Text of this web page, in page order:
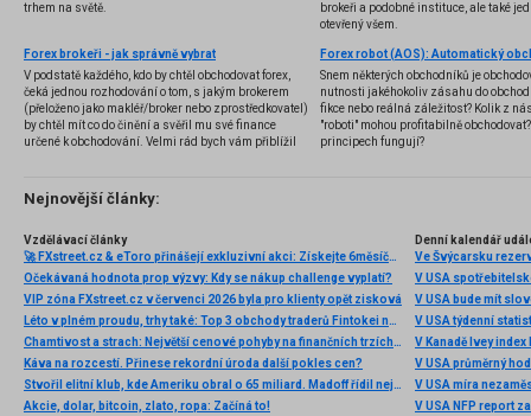
trhem na světě.
brokeři a podobné instituce, ale také
otevřený všem.
Forex brokeři - jak správně vybrat
V podstatě každého, kdo by chtěl obchodovat forex,
čeká jednou rozhodování o tom, s jakým brokerem
(přeloženo jako makléř/broker nebo zprostředkovatel)
by chtěl mít co do činění a svěřil mu své finance
určené k obchodování. Velmi rád bych vám přiblížil
několik příkladů nejznámějších z nich.
Snem některých obchodníků je
nutnosti jakéhokoliv zásahu do
fikce nebo reálná záležitost? Kolik z
"roboti" mohou profitabilně
principech fungují?
Nejnovější články:
Vzdělávací články
🚀 FXstreet.cz & eToro přinášejí exkluzivní akci: Získejte 6měsíční členství ve VIP zóně ZDARMA
Očekávaná hodnota prop výzvy: Kdy se nákup challenge vyplatí?
VIP zóna FXstreet.cz v červenci 2026 byla pro klienty opět zisková
Léto v plném proudu, trhy také: Top 3 obchody traderů Fintokei na indexech a zlatě
Chamtivost a strach: Největší cenové pohyby na finančních trzích (červenec 2026)
Káva na rozcestí. Přinese rekordní úroda další pokles cen?
Stvořil elitní klub, kde Ameriku obral o 65 miliard. Madoff řídil největší Ponzi dějin
Akcie, dolar, bitcoin, zlato, ropa: Začíná to!
Denní kalendář
Ve Švýcarsku
V USA
V USA bude mít
V USA týdenní
V Kanadě Ivey index
V USA průměrný
V USA míra
V USA NFP report